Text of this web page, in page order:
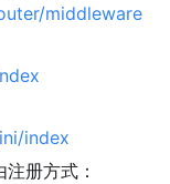
middleware
index
册方式：